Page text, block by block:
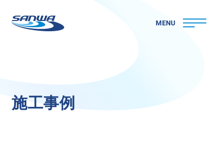
MENU
三和ペイントについて
施工事例